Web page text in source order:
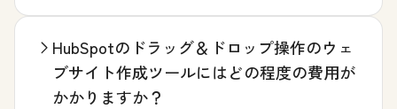
HubSpotのドラッグ＆ドロップ操作のウェ
ブサイト作成ツールにはどの程度の費用が
かかりますか？